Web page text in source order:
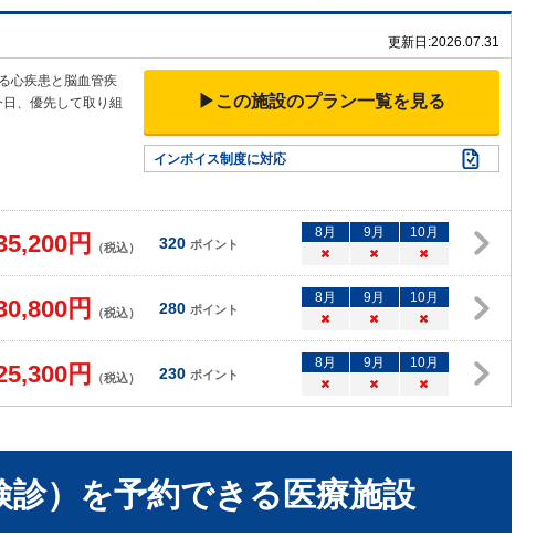
更新日:2026.07.31
心疾患と脳血管疾
、優先して取り組
▶この施設のプラン一覧を見る
インボイス制度に対応
円 （税込） 320 ポイント
8月 9月 10月
×
× ×
円 （税込） 280 ポイント
8月 9月 10月
×
× ×
円 （税込） 230 ポイント
8月 9月 10月
×
× ×
） を予約できる 医療施設